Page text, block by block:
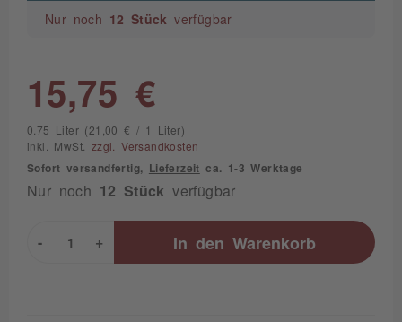
Nur noch 12 Stück verfügbar
15,75 €
0.75 Liter (21,00 € / 1 Liter)
inkl. MwSt. zzgl. Versandkosten
Sofort versandfertig, Lieferzeit ca. 1-3 Werktage
Nur noch 12 Stück verfügbar
+
- In den Warenkorb